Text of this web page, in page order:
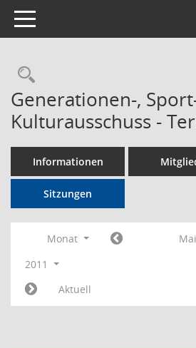
Toggle navigation
Rechercheauswahl
Generationen-,
Kulturausschuss -
Informationen
Sitzungen
Monat
Mai
2011
Aktuell